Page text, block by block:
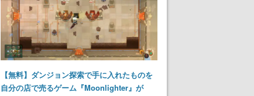
【無料】ダンジョン探索で手に入れたものを
自分の店で売るゲーム『Moonlighter』が